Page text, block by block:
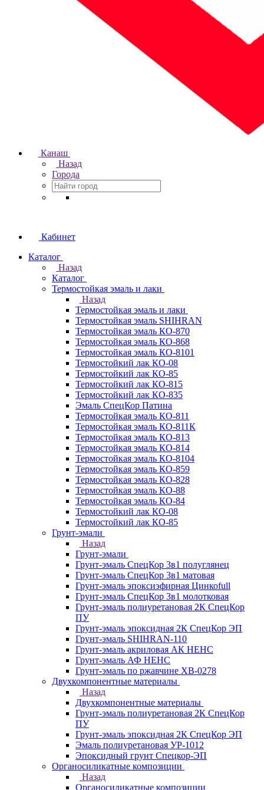
Канаш
Назад
Города
Кабинет
Каталог
Назад
Каталог
Термостойкая эмаль и лаки
Назад
Термостойкая эмаль и лаки
Термостойкая эмаль SHIHRAN
Термостойкая эмаль КО-870
Термостойкая эмаль КО-868
Термостойкая эмаль КО-8101
Термостойкий лак КО-08
Термостойкий лак КО-85
Термостойкий лак КО-815
Термостойкий лак КО-835
Эмаль СпецКор Патина
Термостойкая эмаль КО-811
Термостойкая эмаль КО-811К
Термостойкая эмаль КО-813
Термостойкая эмаль КО-814
Термостойкая эмаль КО-8104
Термостойкая эмаль КО-859
Термостойкая эмаль КО-828
Термостойкая эмаль КО-88
Термостойкая эмаль КО-84
Термостойкий лак КО-08
Термостойкий лак КО-85
Грунт-эмали
Назад
Грунт-эмали
Грунт-эмаль СпецКор 3в1 полуглянец
Грунт-эмаль СпецКор 3в1 матовая
Грунт-эмаль эпоксиэфирная Цинкоfull
Грунт-эмаль СпецКор 3в1 молотковая
Грунт-эмаль полиуретановая 2К СпецКор
ПУ
Грунт-эмаль эпоксидная 2К СпецКор ЭП
Грунт-эмаль SHIHRAN-110
Грунт-эмаль акриловая АК НЕНС
Грунт-эмаль АФ НЕНС
Грунт-эмаль по ржавчине ХВ-0278
Двухкомпонентные материалы
Назад
Двухкомпонентные материалы
Грунт-эмаль полиуретановая 2К СпецКор
ПУ
Грунт-эмаль эпоксидная 2К СпецКор ЭП
Эмаль полиуретановая УР-1012
Эпоксидный грунт Спецкор-ЭП
Органосиликатные композиции
Назад
Органосиликатные композиции